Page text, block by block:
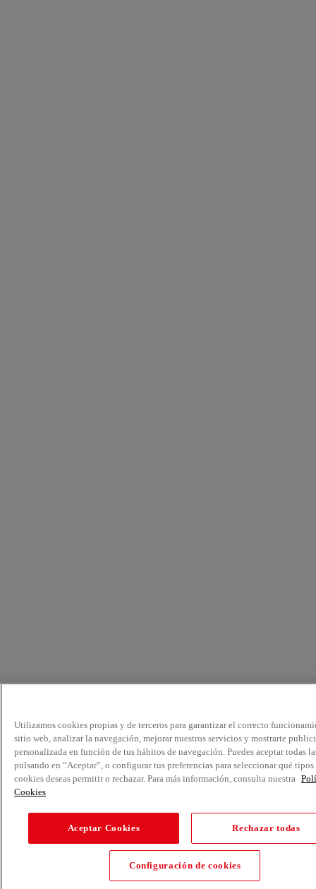
Utilizamos cookies propias y de terceros para garantizar el correcto
sitio web, analizar la navegación, mejorar nuestros servicios y mostrarte
personalizada en función de tus hábitos de navegación. Puedes aceptar todas
pulsando en “Aceptar”, o configurar tus preferencias para seleccionar qué tipos
cookies deseas permitir o rechazar. Para más información, consulta nuestra
Cookies
Aceptar Cookies Rechazar todas
Configuración de cookies